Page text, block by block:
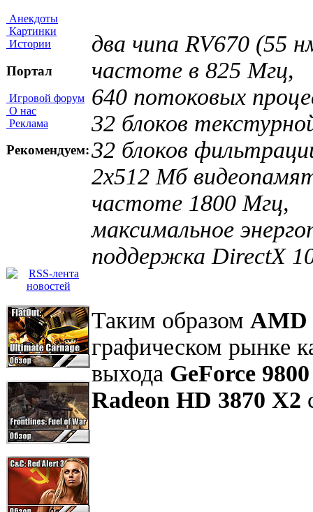
Анекдоты
Картинки
Истории
Портал
Игровой форум
О нас
Реклама
Рекомендуем:
два чипа RV670 (55
частоте в 825 Мгц,
640 потоковых
32 блоков
32 блоков
2х512 Мб
частоте 1800 Мгц,
максимальное
поддержка DirectX
Таким образом AMD
графическом рынке
выхода GeForce
Radeon HD 3870 X2